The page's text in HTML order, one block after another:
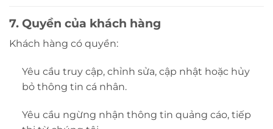
7. Quyền của khách hàng
Khách hàng có quyền:
Yêu cầu truy cập, chỉnh sửa, cập nhật hoặc hủy
bỏ thông tin cá nhân.
Yêu cầu ngừng nhận thông tin quảng cáo, tiếp